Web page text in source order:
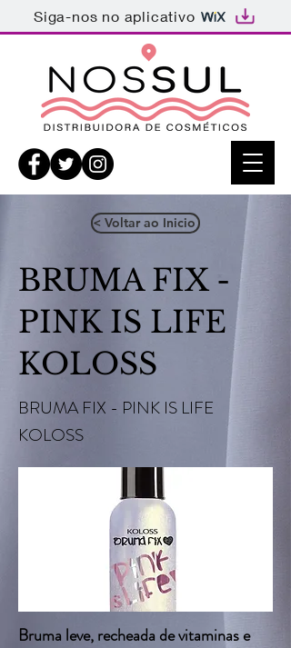
Siga-nos no aplicativo
< Voltar ao Inicio
BRUMA FIX -
PINK IS LIFE
KOLOSS
BRUMA FIX - PINK IS LIFE
KOLOSS
Bruma leve, recheada de vitaminas e